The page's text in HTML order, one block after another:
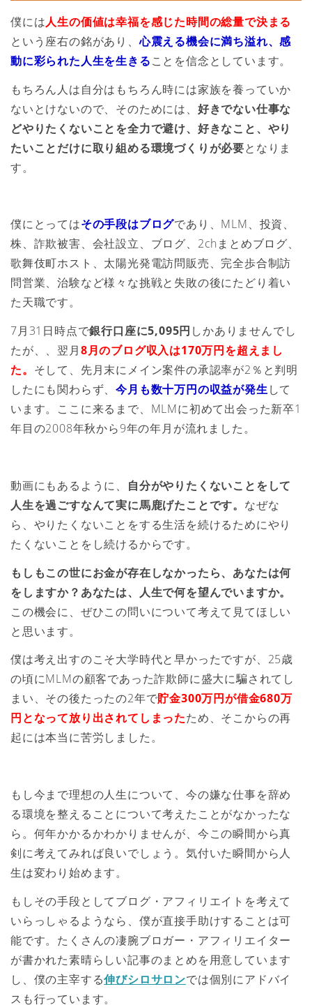
僕には人生の価値は幸福を感じた時間の総量で決まる
という座右の銘があり、心震える機会に満ち溢れ、感
動に彩られた人生を生きることを信念としています。
もちろん人は自分はもちろん時には家族を養っていか
ないとけないので、そのためには、 好きでない仕事な
どやりたくないことを全力で避け、好きなこと、やり
たいことだけに取り組める環境づくりが必要となりま
す。
僕にとってはその手段はブログであり、MLM、投資、
株、詐欺被害、会社設立、ブログ、2chまとめブログ、
歌舞伎町ホスト、太陽光発電訪問販売、完全歩合制訪
問営業、治験など様々な挑戦と失敗の後にたどり着い
た天職です。
7月31日時点で銀行口座に5,095円 しかありませんでし
たが、、翌月8月のブログ収入は170万円を超えまし
た。 そして、先月末にメイン案件の承認率が2％と判明
したにも関わらず、今月も数十万円の収益が発生して
います。ここに来るまで、MLMに初めて出会った新卒1
年目の2008年秋から9年の年月が流れました。
動画にもあるように、 自分がやりたくないことをして
人生を過ごすなんて実に馬鹿げたことです。 なぜな
ら、やりたくないことをする生活を続けるためにやり
たくないことをし続けるからです。
もしもこの世にお金が存在しなかったら、あなたは何
をしますか？あなたは、人生で何を望んでいますか。
この機会に、ぜひこの問いについて考えて見てほしい
と思います。
僕は考え出すのこそ大学時代と早かったですが、25歳
の頃にMLMの顧客であった詐欺師に盛大に騙されてし
まい、その後たったの2年で貯金300万円が借金680万
円となって放り出されてしまったため、そこからの再
起には本当に苦労しました。
もし今まで理想の人生について、今の嫌な仕事を辞め
る環境を整えることについて考えたことがなかったな
ら。何年かかるかわかりませんが、今この瞬間から真
剣に考えてみれば良いでしょう。気付いた瞬間から人
生は変わり始めます。
もしその手段としてブログ・アフィリエイトを考えて
いらっしゃるようなら、僕が直接手助けすることは可
能です。たくさんの凄腕ブロガー・アフィリエイター
が書かれた素晴らしい記事のまとめを用意しています
し、僕の主宰する伸びシロサロンでは個別にアドバイ
スも行っています。